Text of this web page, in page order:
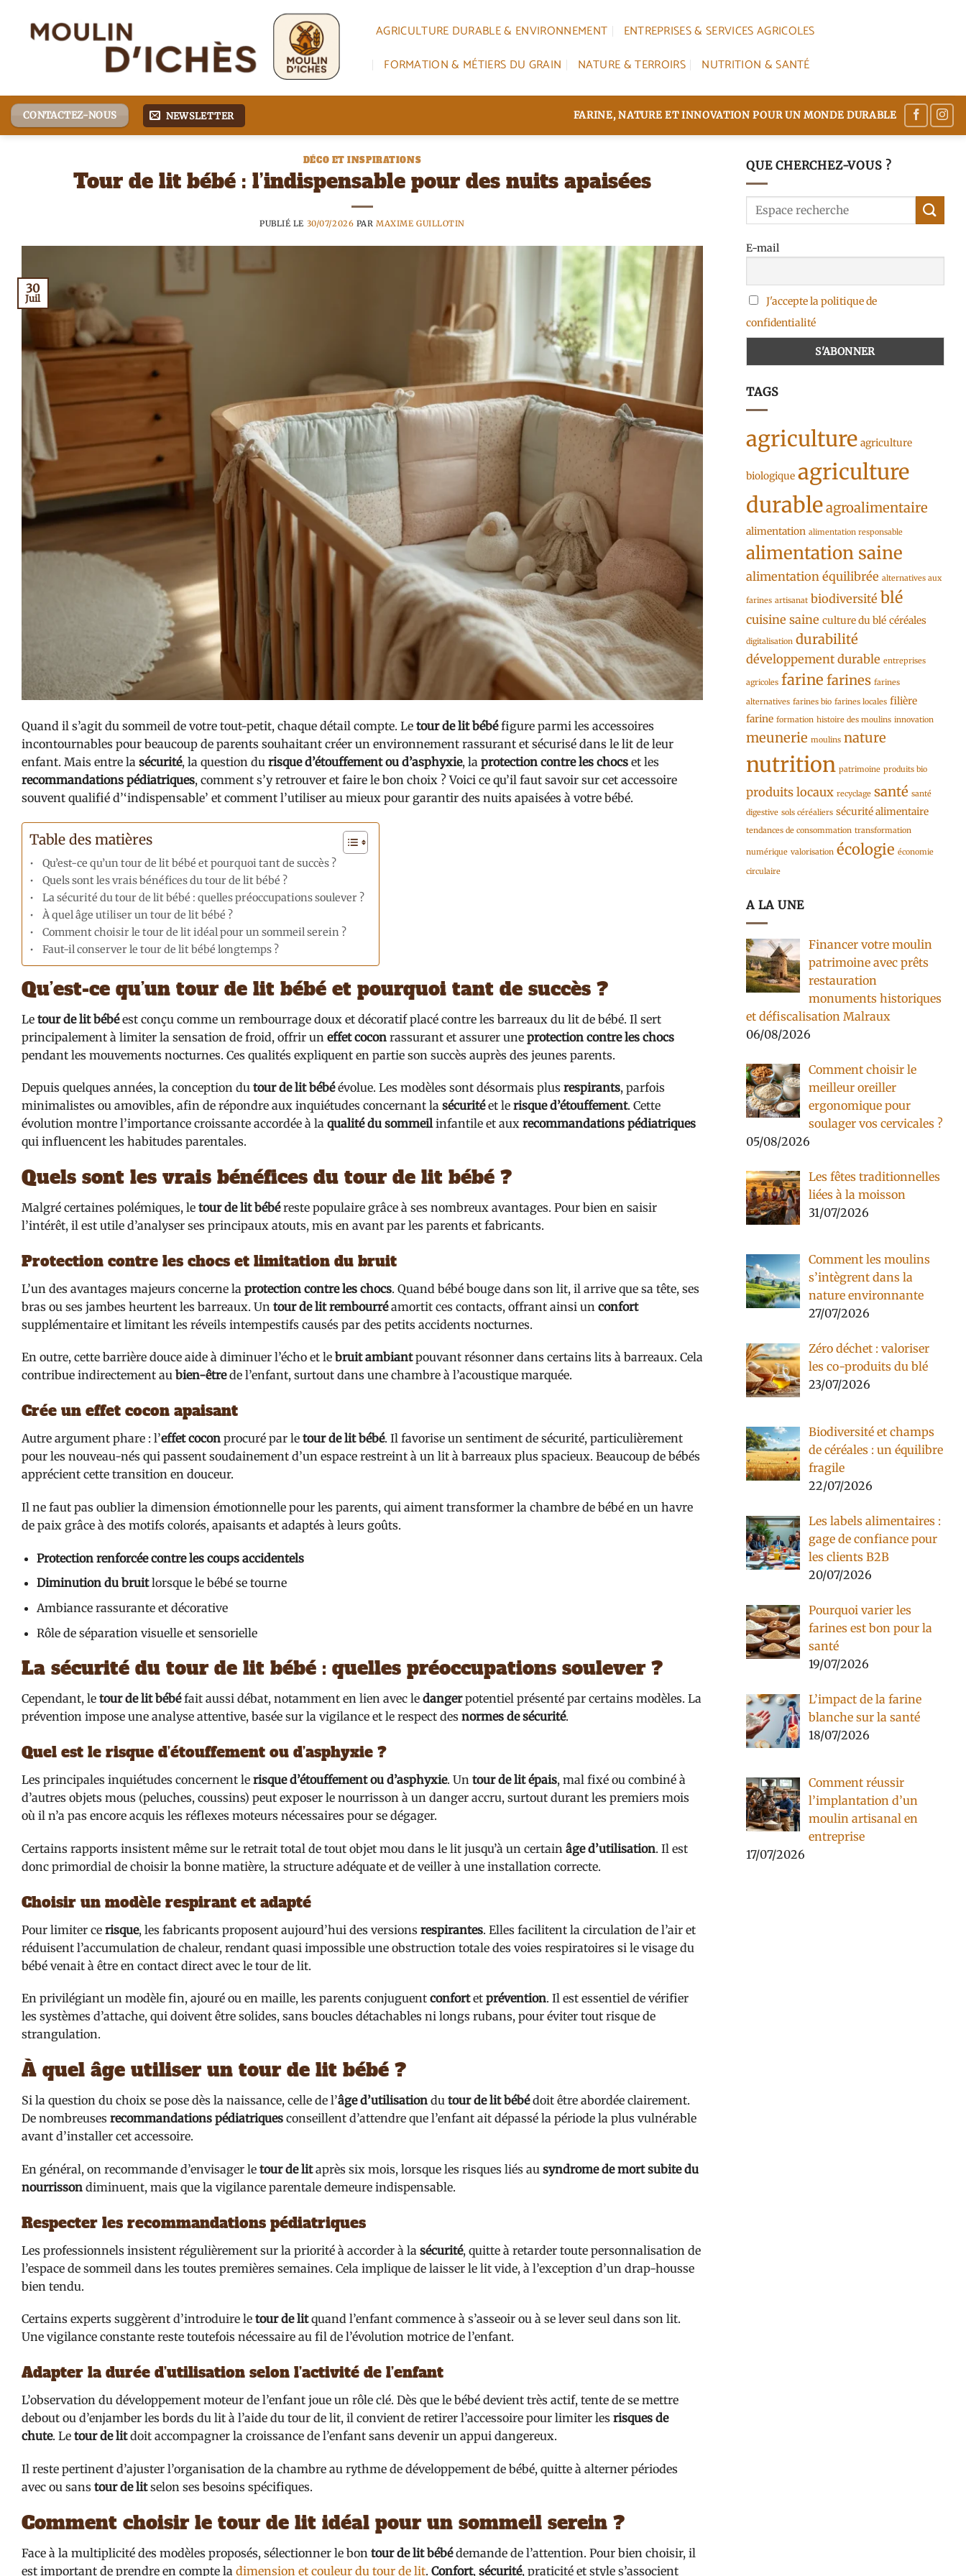
contenu
AGRICULTURE DURABLE & ENVIRONNEMENT
ENTREPRISES & SERVICES AGRICOLES
FORMATION & MÉTIERS DU GRAIN
NATURE & TERROIRS NUTRITION & SANTÉ
CONTACTEZ-NOUS NEWSLETTER FARINE, NATURE ET INNOVATION POUR UN MONDE DURABLE
DÉCO ET INSPIRATIONS
Tour de lit bébé : l’indispensable pour des nuits apaisées
PUBLIÉ LE 30/07/2026 PARMAXIME GUILLOTIN
30
Juil
Quand il s’agit du sommeil de votre tout-petit, chaque détail compte. Le tour de lit bébéfigure parmi les accessoires
incontournables pour beaucoup de parents souhaitant créer un environnement rassurant et sécurisé dans le lit de leur
enfant. Mais entre la sécurité, la question du risque d’étouffement ou d’asphyxie, la protection contre les chocs et les
recommandations pédiatriques, comment s’y retrouver et faire le bon choix ? Voici ce qu’il faut savoir sur cet accessoire
souvent qualifié d’‘indispensable’ et comment l’utiliser au mieux pour garantir des nuits apaisées à votre bébé.
Table des matières
Qu’est-ce qu’un tour de lit bébé et pourquoi tant de succès ?
Quels sont les vrais bénéfices du tour de lit bébé ?
La sécurité du tour de lit bébé : quelles préoccupations soulever ?
À quel âge utiliser un tour de lit bébé ?
Comment choisir le tour de lit idéal pour un sommeil serein ?
Faut-il conserver le tour de lit bébé longtemps ?
Qu’est-ce qu’un tour de lit bébé et pourquoi tant de succès ?
Le tour de lit bébéest conçu comme un rembourrage doux et décoratif placé contre les barreaux du lit de bébé. Il sert
principalement à limiter la sensation de froid, offrir un effet cocon rassurant et assurer une protection contre les chocs
pendant les mouvements nocturnes. Ces qualités expliquent en partie son succès auprès des jeunes parents.
Depuis quelques années, la conception du tour de lit bébéévolue. Les modèles sont désormais plus respirants, parfois
minimalistes ou amovibles, afin de répondre aux inquiétudes concernant la sécuritéet le risque d’étouffement. Cette
évolution montre l’importance croissante accordée à la qualité du sommeilinfantile et aux recommandations pédiatriques
qui influencent les habitudes parentales.
Quels sont les vrais bénéfices du tour de lit bébé ?
Malgré certaines polémiques, le tour de lit bébéreste populaire grâce à ses nombreux avantages. Pour bien en saisir
l’intérêt, il est utile d’analyser ses principaux atouts, mis en avant par les parents et fabricants.
Protection contre les chocs et limitation du bruit
L’un des avantages majeurs concerne la protection contre les chocs. Quand bébé bouge dans son lit, il arrive que sa tête, ses
bras ou ses jambes heurtent les barreaux. Un tour de lit rembourréamortit ces contacts, offrant ainsi un confort
supplémentaire et limitant les réveils intempestifs causés par des petits accidents nocturnes.
En outre, cette barrière douce aide à diminuer l’écho et le bruit ambiantpouvant résonner dans certains lits à barreaux. Cela
contribue indirectement au bien-êtrede l’enfant, surtout dans une chambre à l’acoustique marquée.
Crée un effet cocon apaisant
Autre argument phare : l’effet cocon procuré par le tour de lit bébé. Il favorise un sentiment de sécurité, particulièrement
pour les nouveau-nés qui passent soudainement d’un espace restreint à un lit à barreaux plus spacieux. Beaucoup de bébés
apprécient cette transition en douceur.
Il ne faut pas oublier la dimension émotionnelle pour les parents, qui aiment transformer la chambre de bébé en un havre
de paix grâce à des motifs colorés, apaisants et adaptés à leurs goûts.
Protection renforcée contre les coups accidentels
Diminution du bruitlorsque le bébé se tourne
Ambiance rassurante et décorative
Rôle de séparation visuelle et sensorielle
La sécurité du tour de lit bébé : quelles préoccupations soulever ?
Cependant, le tour de lit bébéfait aussi débat, notamment en lien avec le dangerpotentiel présenté par certains modèles. La
prévention impose une analyse attentive, basée sur la vigilance et le respect des normes de sécurité.
Quel est le risque d’étouffement ou d’asphyxie ?
Les principales inquiétudes concernent le risque d’étouffement ou d’asphyxie. Un tour de lit épais, mal fixé ou combiné à
d’autres objets mous (peluches, coussins) peut exposer le nourrisson à un danger accru, surtout durant les premiers mois
où il n’a pas encore acquis les réflexes moteurs nécessaires pour se dégager.
Certains rapports insistent même sur le retrait total de tout objet mou dans le lit jusqu’à un certain âge d’utilisation. Il est
donc primordial de choisir la bonne matière, la structure adéquate et de veiller à une installation correcte.
Choisir un modèle respirant et adapté
Pour limiter ce risque, les fabricants proposent aujourd’hui des versions respirantes. Elles facilitent la circulation de l’air et
réduisent l’accumulation de chaleur, rendant quasi impossible une obstruction totale des voies respiratoires si le visage du
bébé venait à être en contact direct avec le tour de lit.
En privilégiant un modèle fin, ajouré ou en maille, les parents conjuguent confortet prévention. Il est essentiel de vérifier
les systèmes d’attache, qui doivent être solides, sans boucles détachables ni longs rubans, pour éviter tout risque de
strangulation.
À quel âge utiliser un tour de lit bébé ?
Si la question du choix se pose dès la naissance, celle de l’âge d’utilisation du tour de lit bébédoit être abordée clairement.
De nombreuses recommandations pédiatriques conseillent d’attendre que l’enfant ait dépassé la période la plus vulnérable
avant d’installer cet accessoire.
En général, on recommande d’envisager le tour de litaprès six mois, lorsque les risques liés au syndrome de mort subite du
nourrisson diminuent, mais que la vigilance parentale demeure indispensable.
Respecter les recommandations pédiatriques
Les professionnels insistent régulièrement sur la priorité à accorder à la sécurité, quitte à retarder toute personnalisation de
l’espace de sommeil dans les toutes premières semaines. Cela implique de laisser le lit vide, à l’exception d’un drap-housse
bien tendu.
Certains experts suggèrent d’introduire le tour de litquand l’enfant commence à s’asseoir ou à se lever seul dans son lit.
Une vigilance constante reste toutefois nécessaire au fil de l’évolution motrice de l’enfant.
Adapter la durée d’utilisation selon l’activité de l’enfant
L’observation du développement moteur de l’enfant joue un rôle clé. Dès que le bébé devient très actif, tente de se mettre
debout ou d’enjamber les bords du lit à l’aide du tour de lit, il convient de retirer l’accessoire pour limiter les risques de
chute. Le tour de litdoit accompagner la croissance de l’enfant sans devenir un appui dangereux.
Il reste pertinent d’ajuster l’organisation de la chambre au rythme de développement de bébé, quitte à alterner périodes
avec ou sans tour de litselon ses besoins spécifiques.
Comment choisir le tour de lit idéal pour un sommeil serein ?
Face à la multiplicité des modèles proposés, sélectionner le bon tour de lit bébédemande de l’attention. Pour bien choisir, il
est important de prendre en compte la dimension et couleur du tour de lit. Confort, sécurité, praticité et style s’associent
QUE CHERCHEZ-VOUS ?
E-mail
J'accepte la politique de
confidentialité
TAGS
agriculture agriculture
biologique agriculture
durableagroalimentaire
alimentation alimentation responsable
alimentation saine
alimentation équilibrée alternatives aux
farines artisanat biodiversité blé
cuisine saine culture du blé céréales
digitalisation durabilité
développement durable entreprises
agricoles farine farines farines
alternatives farines bio farines locales filière
farine formation histoire des moulins innovation
meunerie moulins nature
nutrition patrimoine produits bio
produits locaux recyclage santé santé
digestive sols céréaliers sécurité alimentaire
tendances de consommation transformation
numérique valorisation écologie économie
circulaire
A LA UNE
Financer votre moulin
patrimoine avec prêts
restauration
monuments historiques
et défiscalisation Malraux
06/08/2026
Comment choisir le
meilleur oreiller
ergonomique pour
soulager vos cervicales ?
05/08/2026
Les fêtes traditionnelles
liées à la moisson
31/07/2026
Comment les moulins
s’intègrent dans la
nature environnante
27/07/2026
Zéro déchet : valoriser
les co-produits du blé
23/07/2026
Biodiversité et champs
de céréales : un équilibre
fragile
22/07/2026
Les labels alimentaires :
gage de confiance pour
les clients B2B
20/07/2026
Pourquoi varier les
farines est bon pour la
santé
19/07/2026
L’impact de la farine
blanche sur la santé
18/07/2026
Comment réussir
l’implantation d’un
moulin artisanal en
entreprise
17/07/2026